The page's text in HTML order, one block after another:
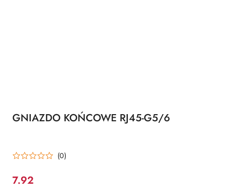
GNIAZDO KOŃCOWE RJ45-G5/6
(0)
Cena:
7.92